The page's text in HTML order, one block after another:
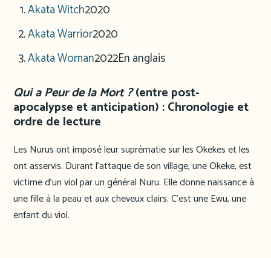
Akata Witch2020
Akata Warrior2020
Akata Woman2022En anglais
Qui a Peur de la Mort ?(entre post-
apocalypse et anticipation) : Chronologie et
ordre de lecture
Les Nurus ont imposé leur suprématie sur les Okekes et les
ont asservis. Durant l’attaque de son village, une Okeke, est
victime d’un viol par un général Nuru. Elle donne naissance à
une fille à la peau et aux cheveux clairs. C’est une Ewu, une
enfant du viol.